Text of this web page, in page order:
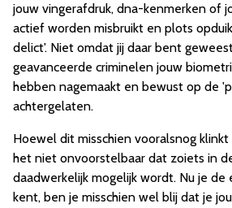
jouw vingerafdruk, dna-kenmerken of
actief worden misbruikt en plots
delict'. Niet omdat jij daar bent
geavanceerde criminelen jouw
hebben nagemaakt en bewust op de
achtergelaten.
Hoewel dit misschien vooralsnog klinkt
het niet onvoorstelbaar dat zoiets in
daadwerkelijk mogelijk wordt. Nu je de
kent, ben je misschien wel blij dat je